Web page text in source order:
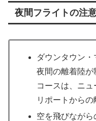
夜間フライトの注
ダウンタウン
夜間の離着陸
コースは、ニ
リポートからの
空を飛びながら